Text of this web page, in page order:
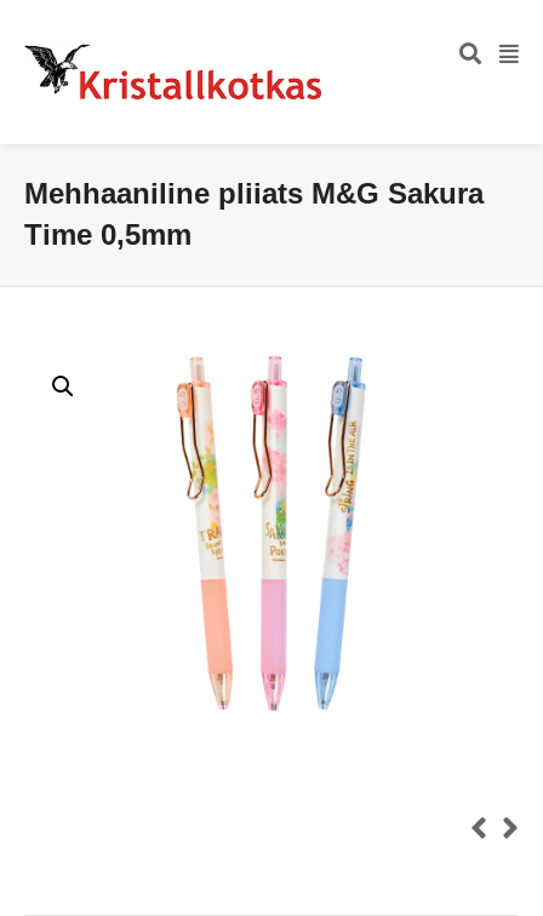
Mehhaaniline pliiats M&G Sakura
Time 0,5mm